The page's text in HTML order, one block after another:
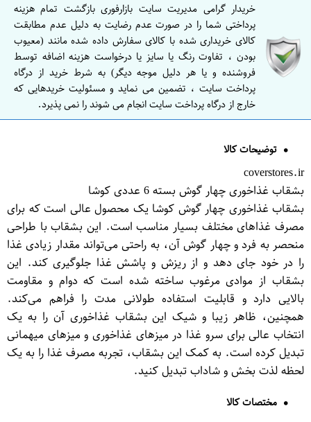
خریدار گرامی مدیریت سایت بازارفوری بازگشت تمام هزینه
پرداختی شما را در صورت عدم رضایت به دلیل عدم مطابقت
کالای خریداری شده با کالای سفارش داده شده مانند (معیوب
بودن ، تفاوت رنگ یا سایز یا درخواست هزینه اضافه توسط
فروشنده و یا هر دلیل موجه دیگر) به شرط خرید از درگاه
پرداخت سایت ، تضمین می نماید و مسئولیت خریدهایی که
خارج از درگاه پرداخت سایت انجام می شوند را نمی پذیرد.
توضیحات کالا
coverstores.ir
بشقاب غذاخوری چهار گوش بسته 6 عددی کوشا
بشقاب غذاخوری چهار گوش کوشا یک محصول عالی است که برای
مصرف غذاهای مختلف بسیار مناسب است. این بشقاب با طراحی
منحصر به فرد و چهار گوش آن، به راحتی می‌تواند مقدار زیادی غذا
را در خود جای دهد و از ریزش و پاشش غذا جلوگیری کند. این
بشقاب از موادی مرغوب ساخته شده است که دوام و مقاومت
بالایی دارد و قابلیت استفاده طولانی مدت را فراهم می‌کند.
همچنین، ظاهر زیبا و شیک این بشقاب غذاخوری آن را به یک
انتخاب عالی برای سرو غذا در میزهای غذاخوری و میزهای میهمانی
تبدیل کرده است. به کمک این بشقاب، تجربه مصرف غذا را به یک
لحظه لذت بخش و شاداب تبدیل کنید.
مختصات کالا